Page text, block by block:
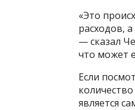
«Это
расходов,
— сказал
что может
Если
является